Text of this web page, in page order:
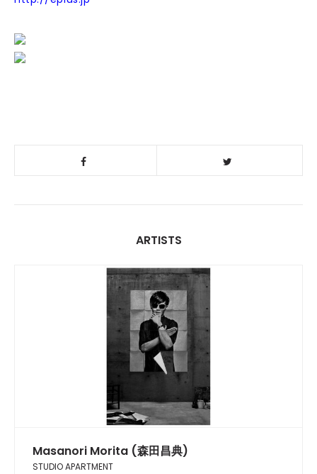
ARTISTS
Masanori Morita (森田昌典)
STUDIO APARTMENT